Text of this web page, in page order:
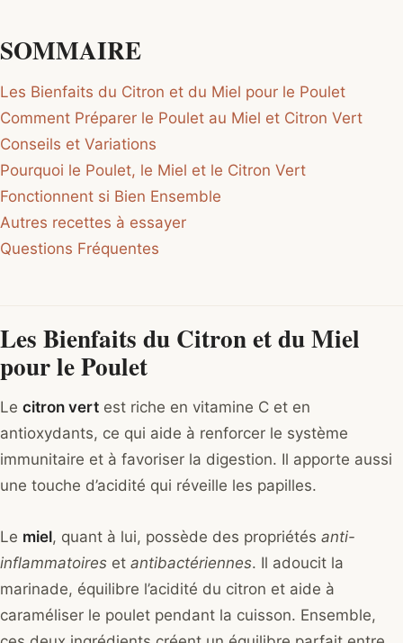
SOMMAIRE
Les Bienfaits du Citron et du Miel pour le Poulet
Comment Préparer le Poulet au Miel et Citron Vert
Conseils et Variations
Pourquoi le Poulet, le Miel et le Citron Vert
Fonctionnent si Bien Ensemble
Autres recettes à essayer
Questions Fréquentes
Les Bienfaits du Citron et du Miel
pour le Poulet
Le citron vert est riche en vitamine C et en
antioxydants, ce qui aide à renforcer le système
immunitaire et à favoriser la digestion. Il apporte aussi
une touche d’acidité qui réveille les papilles.
Le miel, quant à lui, possède des propriétés anti-
inflammatoires et antibactériennes. Il adoucit la
marinade, équilibre l’acidité du citron et aide à
caraméliser le poulet pendant la cuisson. Ensemble,